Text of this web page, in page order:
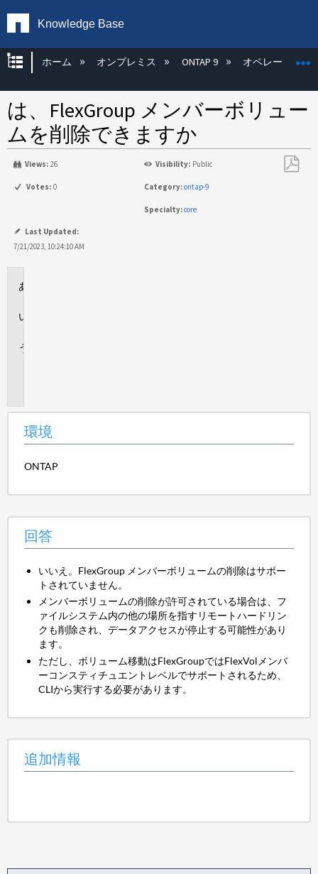
Knowledge Base
グローバル階層を展開/折りたたむ
ホーム オンプレミス ONTAP 9 オペレーティン
は、FlexGroup メンバーボリュー
ムを削除できますか
Views: 26 Visibility: Public
Votes: 0 Category:ontap-9
Specialty:core
Last Updated:
7/21/2023, 10:24:10 AM
環境
ONTAP
回答
いいえ。FlexGroup メンバーボリュームの削除はサポー
トされていません。
メンバーボリュームの削除が許可されている場合は、フ
ァイルシステム内の他の場所を指すリモートハードリン
クも削除され、データアクセスが停止する可能性があり
ます。
ただし、ボリューム移動はFlexGroupではFlexVolメンバ
ーコンスティチュエントレベルでサポートされるため、
CLIから実行する必要があります。
追加情報